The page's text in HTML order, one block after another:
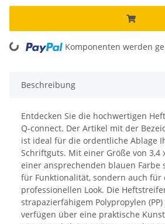
Komponenten werden
Beschreibung
Entdecken Sie die hochwertigen
Q-connect. Der Artikel mit der
ist ideal für die ordentliche Ablage
Schriftguts. Mit einer Größe von 3,4
einer ansprechenden blauen Farbe
für Funktionalität, sondern auch für
professionellen Look. Die
strapazierfähigem Polypropylen
verfügen über eine praktische